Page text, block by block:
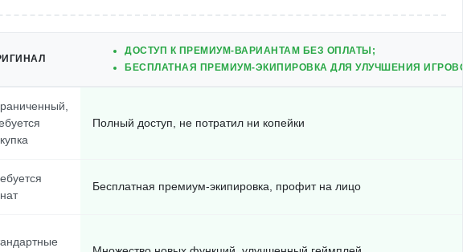
ДОСТУП К ПРЕМИУМ-ВАРИАНТАМ БЕЗ ОПЛАТЫ;
БЕСПЛАТНАЯ ПРЕМИУМ-ЭКИПИРОВКА ДЛЯ УЛУЧШЕНИЯ
Полный доступ, не потратил ни копейки
Бесплатная премиум-экипировка, профит на лицо